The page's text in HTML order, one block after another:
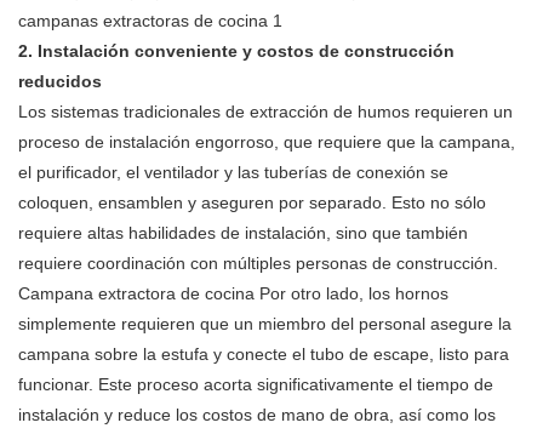
2. Instalación conveniente y costos de construcción
reducidos
Los sistemas tradicionales de extracción de humos requieren un
proceso de instalación engorroso, que requiere que la campana,
el purificador, el ventilador y las tuberías de conexión se
coloquen, ensamblen y aseguren por separado. Esto no sólo
requiere altas habilidades de instalación, sino que también
requiere coordinación con múltiples personas de construcción.
Campana extractora de cocina Por otro lado, los hornos
simplemente requieren que un miembro del personal asegure la
campana sobre la estufa y conecte el tubo de escape, listo para
funcionar. Este proceso acorta significativamente el tiempo de
instalación y reduce los costos de mano de obra, así como los